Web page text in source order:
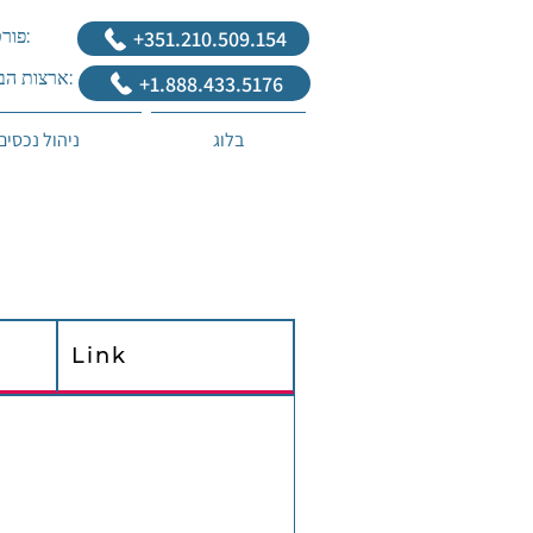
‎+351.210.509.154
פורטוגל:
ארצות הברית:
+1.888.433.5176
ניהול בלוג
Link